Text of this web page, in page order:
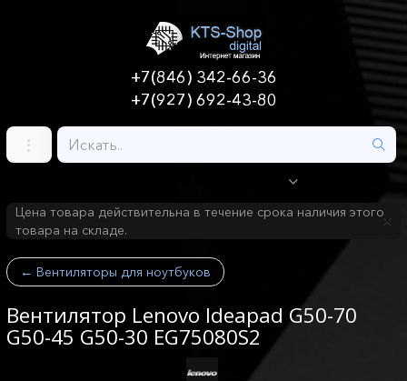
+7(846) 342-66-36
+7(927) 692-43-80
Цена товара действительна в течение срока наличия этого
товара на складе.
← Вентиляторы для ноутбуков
Вентилятор Lenovo Ideapad G50-70
G50-45 G50-30 EG75080S2